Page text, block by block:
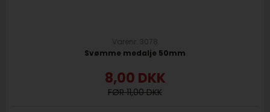
Varenr. 3078
Svømme medalje 50mm
11,00
8,00 DKK